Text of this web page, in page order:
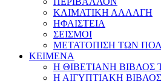
ΚΛΙΜΑΤΙΚΗ ΑΛΛΑΓΗ
ΗΦΑΙΣΤΕΙΑ
ΣΕΙΣΜΟΙ
ΜΕΤΑΤΟΠΙΣΗ ΤΩΝ
ΚΕΙΜΕΝΑ
Η ΘΙΒΕΤΙΑΝΗ
Η ΑΙΓΥΠΤΙΑΚΗ